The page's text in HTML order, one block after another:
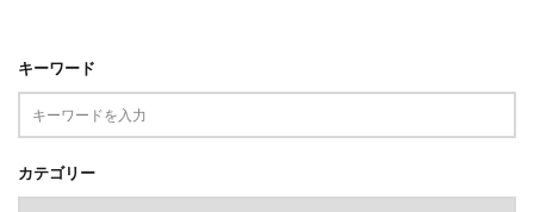
キーワード
カテゴリー